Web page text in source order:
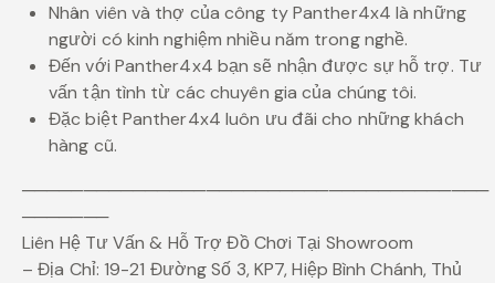
Nhân viên và thợ của công ty Panther4x4 là những
người có kinh nghiệm nhiều năm trong nghề.
Đến với Panther4x4 bạn sẽ nhận được sự hỗ trợ. Tư
vấn tận tình từ các chuyên gia của chúng tôi.
Đặc biệt Panther4x4 luôn ưu đãi cho những khách
hàng cũ.
──────────────────────────────────────
───────
Liên Hệ Tư Vấn & Hỗ Trợ Đồ Chơi Tại Showroom
– Địa Chỉ: 19-21 Đường Số 3, KP7, Hiệp Bình Chánh, Thủ